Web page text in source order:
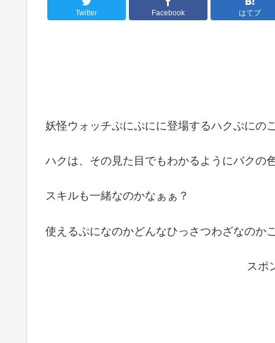
Twitter Facebook はてブ
妖怪ウォッチぷにぷにに登場するハクぷにの
ハクは、その見た目でもわかるようにバクの
スキルも一緒なのかなぁぁ？
使えるぷになのかどんなひっさつわざなのか
スポ